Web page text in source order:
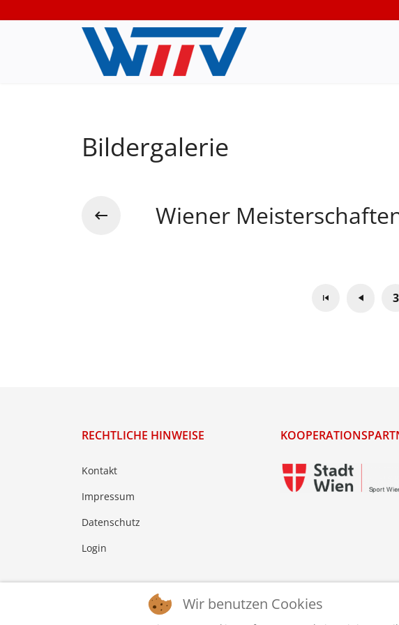
Bildergalerie
Wiener
3
RECHTLICHE HINWEISE
Kontakt
Impressum
Datenschutz
Login
© 2026 © WTTV - Wiener Tischtennis Verband. Gestaltet und
Wir benutzen Cookies